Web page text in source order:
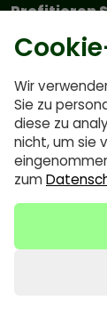
Profitieren
Teil der
Newsletter
Kontakt
Home
Wir
Sie zu
diese zu
nicht, um sie
zum